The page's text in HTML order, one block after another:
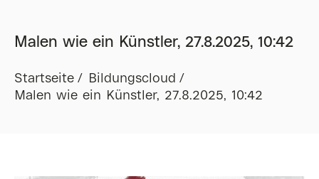
Malen wie ein Künstler, 27.8.2025, 10:42
Startseite
Bildungscloud
Malen wie ein Künstler, 27.8.2025, 10:42